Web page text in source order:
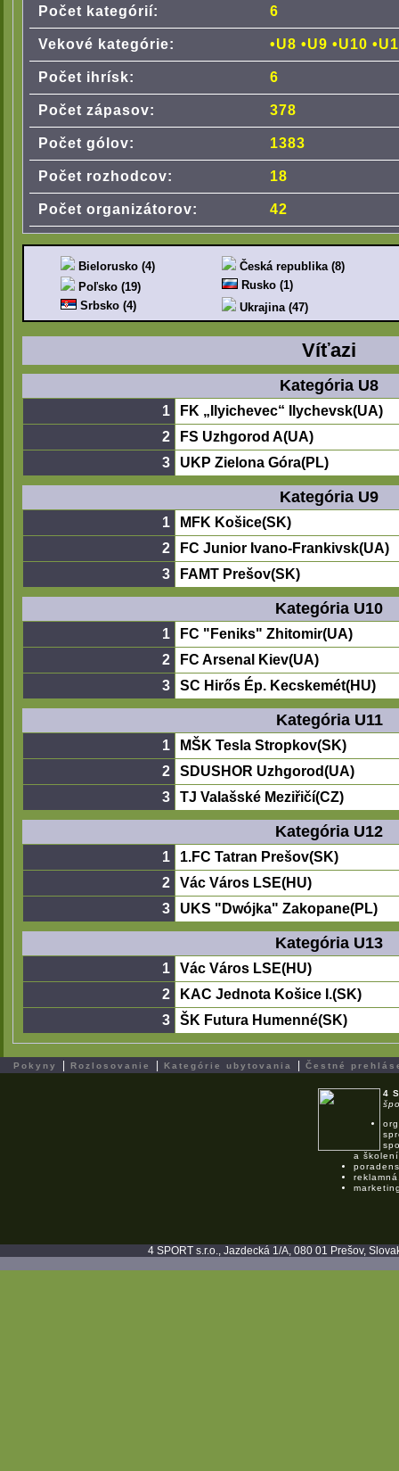
Počet kategórií: 6
Vekové kategórie: •U8 •U9 •U10
Počet ihrísk: 6
Počet zápasov: 378
Počet gólov: 1383
Počet rozhodcov: 18
Počet organizátorov: 42
Bielorusko (4)
Česká republika (8)
Poľsko (19)
Rusko (1)
Srbsko (4)
Ukrajina (47)
Víťazi
Kategória U8
1
FK „Ilyichevec“ Ilychevsk(UA)
2
FS Uzhgorod A(UA)
3
UKP Zielona Góra(PL)
Kategória U9
1
MFK Košice(SK)
2
FC Junior Ivano-Frankivsk(UA)
3
FAMT Prešov(SK)
Kategória U10
1
FC "Feniks" Zhitomir(UA)
2
FC Arsenal Kiev(UA)
3
SC Hirős Ép. Kecskemét(HU)
Kategória U11
1
MŠK Tesla Stropkov(SK)
2
SDUSHOR Uzhgorod(UA)
3
TJ Valašské Meziřičí(CZ)
Kategória U12
1
1.FC Tatran Prešov(SK)
2
Vác Város LSE(HU)
3
UKS "Dwójka" Zakopane(PL)
Kategória U13
1
Vác Város LSE(HU)
2
KAC Jednota Košice I.(SK)
3
ŠK Futura Humenné(SK)
Pokyny Rozlosovanie Kategórie ubytovania Čestné
4
a školení
4 SPORT s.r.o., Jazdecká 1/A, 080 01 Prešov,